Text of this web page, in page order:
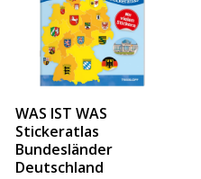
WAS IST WAS
Stickeratlas
Bundesländer
Deutschland